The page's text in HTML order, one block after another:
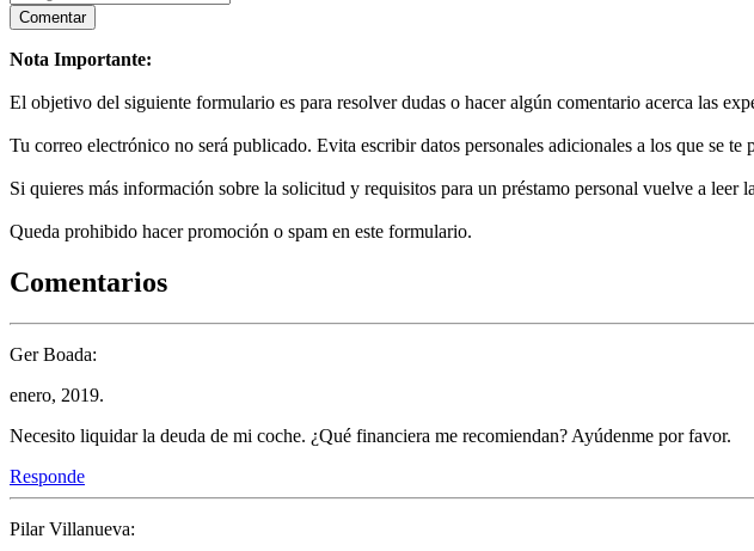
Nota Importante:
El objetivo del siguiente formulario es para resolver dudas o hacer algún comentario acerca las
Tu correo electrónico no será publicado. Evita escribir datos personales adicionales a los que se te
Si quieres más información sobre la solicitud y requisitos para un préstamo personal vuelve a leer
Queda prohibido hacer promoción o spam en este formulario.
Comentarios
Ger Boada:
enero, 2019.
Necesito liquidar la deuda de mi coche. ¿Qué financiera me recomiendan? Ayúdenme por favor.
Responde
Pilar Villanueva: